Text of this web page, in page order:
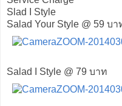
Slad I Style
Salad Your Style @ 59 บา
Salad I Style @ 79 บาท